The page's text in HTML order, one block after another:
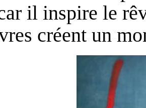
il inspire le
créent un